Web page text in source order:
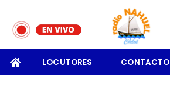
LOCUTORES CONTACTO